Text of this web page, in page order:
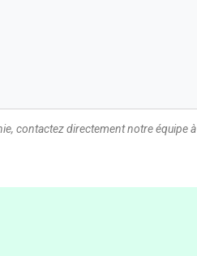
contactez directement notre équipe à